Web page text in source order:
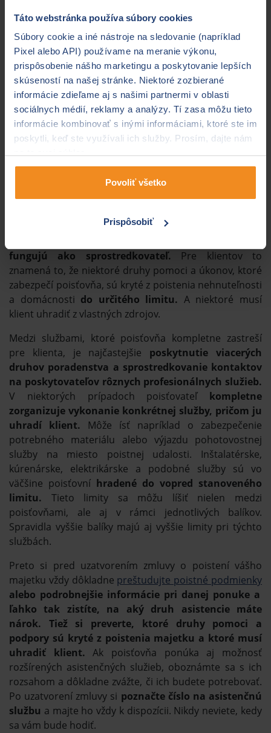
Táto webstránka používa súbory cookies
Súbory cookie a iné nástroje na sledovanie (napríklad
Pixel alebo API) používame na meranie výkonu,
prispôsobenie nášho marketingu a poskytovanie lepších
skúseností na našej stránke. Niektoré zozbierané
informácie zdieľame aj s našimi partnermi v oblasti
sociálnych médií, reklamy a analýzy. Tí zasa môžu tieto
informácie kombinovať s inými informáciami, ktoré ste im
poskytli, keď ste využívali ich služby. Prosím, dajte nám
Povoliť všetko
Prispôsobiť
Na čo si pri asistenčných
službách treba dať pozor?
Ako môžete vidieť, rozsah ochrany a pomoci, ktorú vám
asistenčné služby vedia poskytnúť, je naozaj široký. A
platí to aj v prípade základných balíkov. Na to, aby
podpory pre klientov, často spolupracujú
fungujú ako sprostredkovateľ. Pre klientov to
znamená to, že niektoré druhy pomoci a úkonov, ktoré
zabezpečí poisťovňa, sú kryté z poistenia nehnuteľnosti
a domácnosti do určitého limitu. A niektoré musí
klient uhradiť z vlastných zdrojov.
Medzi službami, ktoré poisťovňa kompletne zastreší
pre klienta, je najčastejšie poskytnutie viacerých
druhov poradenstva a sprostredkovanie kontaktov
na poskytovateľov rôznych profesionálnych služieb.
V niektorých prípadoch poisťovateľ kompletne
zorganizuje vykonanie konkrétnej služby, pričom ju
uhradí klient. Môže ísť napríklad o zabezpečenie
potrebného materiálu alebo výjazdu pohotovostnej
služby na miesto poistnej udalosti. Inštalatérske,
kúrenárske, elektrikárske a podobné služby sú vo
väčšine poisťovní hradené do vopred stanoveného
limitu. Tieto limity sa môžu líšiť nielen medzi
poisťovňami, ale aj v rámci jednotlivých balíkov.
Spravidla vyššie balíky majú aj vyššie limity pri týchto
službách.
Preto si pred uzatvorením zmluvy o poistení vášho
majetku vždy dôkladne preštudujte poistné podmienky
alebo podrobnejšie informácie pri danej ponuke a
ľahko tak zistíte, na aký druh asistencie máte
nárok. Tiež si preverte, ktoré druhy pomoci a
podpory sú kryté z poistenia majetku a ktoré musí
uhradiť klient. Ak poisťovňa ponúka aj možnosť
rozšírených asistenčných služieb, oboznámte sa s ich
rozsahom a dôkladne zvážte, či ich budete potrebovať.
Po uzatvorení zmluvy si poznačte číslo na asistenčnú
službu a majte ho vždy k dispozícii. Nikdy neviete, kedy
sa vám bude hodiť.